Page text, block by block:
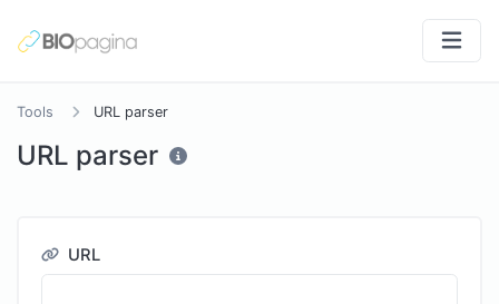
Tools URL parser
URL parser
URL